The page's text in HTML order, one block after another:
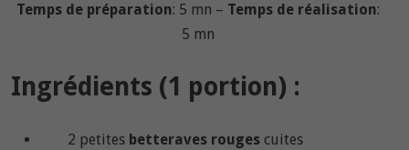
Temps de préparation: 5 mn – Temps de réalisation:
5 mn
Ingrédients (1 portion) :
2 petites betteraves rouges cuites